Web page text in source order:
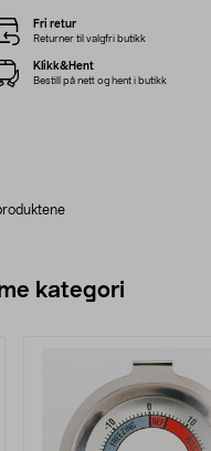
Fri retur
Returner til valgfri butikk
Klikk&Hent
Bestill på nett og hent i butikk
kategori